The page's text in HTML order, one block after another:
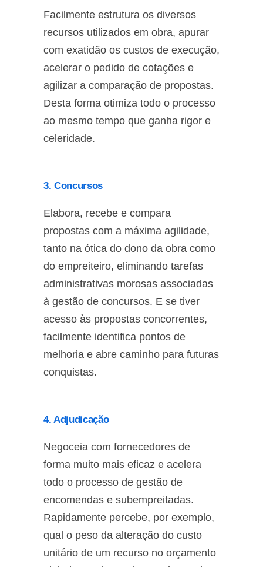
Facilmente estrutura os diversos
recursos utilizados em obra, apurar
com exatidão os custos de execução,
acelerar o pedido de cotações e
agilizar a comparação de propostas.
Desta forma otimiza todo o processo
ao mesmo tempo que ganha rigor e
celeridade.
3. Concursos
Elabora, recebe e compara
propostas com a máxima agilidade,
tanto na ótica do dono da obra como
do empreiteiro, eliminando tarefas
administrativas morosas associadas
à gestão de concursos. E se tiver
acesso às propostas concorrentes,
facilmente identifica pontos de
melhoria e abre caminho para futuras
conquistas.
4. Adjudicação
Negoceia com fornecedores de
forma muito mais eficaz e acelera
todo o processo de gestão de
encomendas e subempreitadas.
Rapidamente percebe, por exemplo,
qual o peso da alteração do custo
unitário de um recurso no orçamento